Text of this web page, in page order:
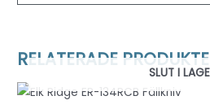
RELATERADE
SLUT I